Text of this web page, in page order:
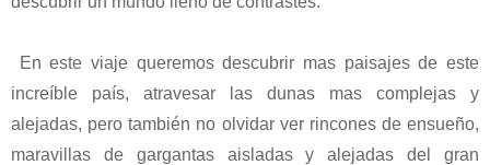
En este viaje queremos descubrir mas paisajes de este
increíble país, atravesar las dunas mas complejas y
alejadas, pero también no olvidar ver rincones de ensueño,
maravillas de gargantas aisladas y alejadas del gran